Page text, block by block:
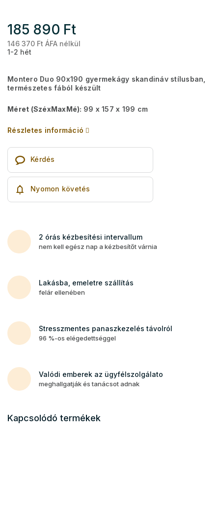
185 890 Ft
146 370 Ft ÁFA nélkül
1-2 hét
Montero Duo 90x190 gyermekágy skandináv stílusban,
természetes fából készült
Méret (SzéxMaxMé): 99 x 157 x 199 cm
Részletes információ
Kérdés
Nyomon követés
2 órás kézbesítési intervallum
nem kell egész nap a kézbesítőt várnia
Lakásba, emeletre szállítás
felár ellenében
Stresszmentes panaszkezelés távolról
96 %-os elégedettséggel
Valódi emberek az ügyfélszolgálato
meghallgatják és tanácsot adnak
Kapcsolódó termékek